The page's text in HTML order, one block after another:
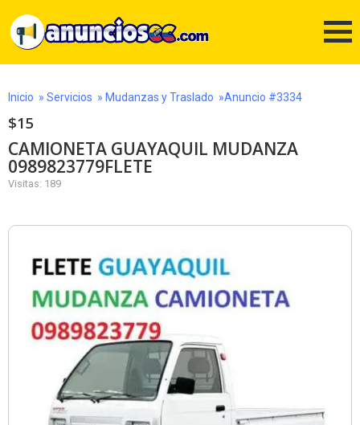
Inicio » Servicios » Mudanzas y Traslado »Anuncio #3334
$15
CAMIONETA GUAYAQUIL MUDANZA
0989823779FLETE
Visitas: 189